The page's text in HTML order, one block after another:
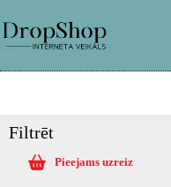
Filtrēt
Pieejams uzreiz